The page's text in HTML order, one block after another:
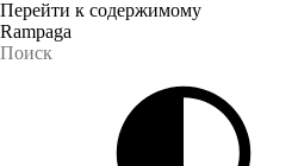
Перейти к содержимому
Rampaga